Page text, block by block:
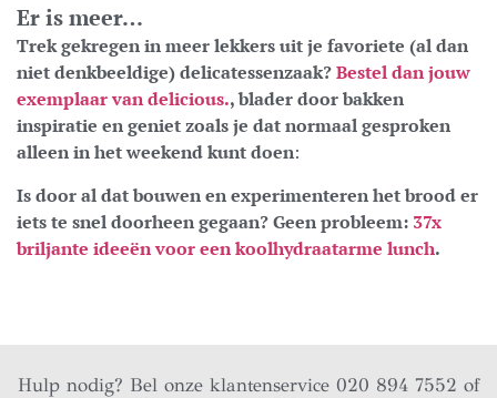
Er is meer…
Trek gekregen in meer lekkers uit je favoriete (al dan
niet denkbeeldige) delicatessenzaak?Bestel dan jouw
exemplaar van delicious., blader door bakken
inspiratie en geniet zoals je dat normaal gesproken
alleen in het weekend kunt doen:
Is door al dat bouwen en experimenteren het brood er
iets te snel doorheen gegaan? Geen probleem: 37x
briljante ideeën voor een koolhydraatarme lunch.
Hulp nodig? Bel onze klantenservice 020 894 7552 of